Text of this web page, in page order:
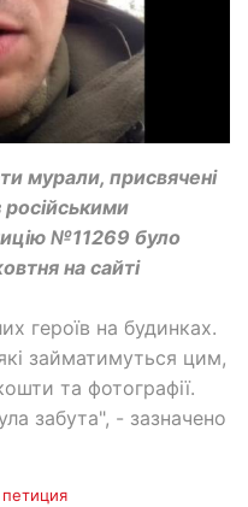
мурали, присвячені
російськими
№11269 було
на сайті
героїв на будинках.
займатимуться цим,
та фотографії.
забута", - зазначено
петиция